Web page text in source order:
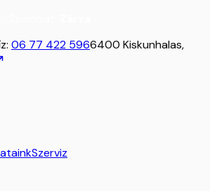
06 77 422 5966400 Kiskunhalas,
Szerviz